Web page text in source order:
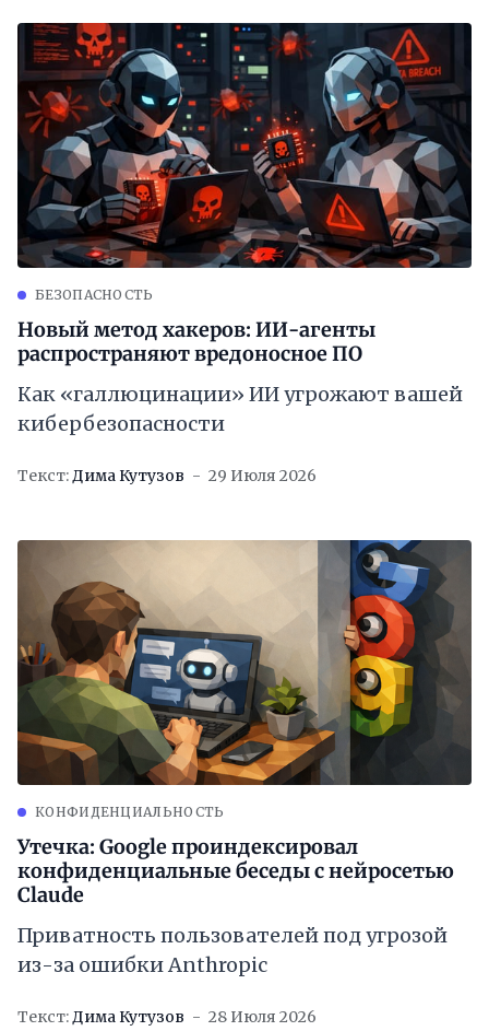
БЕЗОПАСНОСТЬ
Новый метод хакеров: ИИ-агенты
распространяют вредоносное ПО
Как «галлюцинации» ИИ угрожают вашей
кибербезопасности
Текст:Дима Кутузов 29 Июля 2026
КОНФИДЕНЦИАЛЬНОСТЬ
Утечка: Google проиндексировал
конфиденциальные беседы с нейросетью
Claude
Приватность пользователей под угрозой
из-за ошибки Anthropic
Текст:Дима Кутузов 28 Июля 2026